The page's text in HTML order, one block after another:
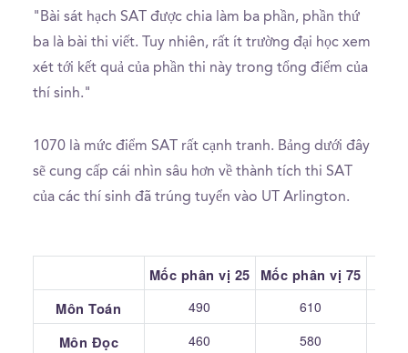
"Bài sát hạch SAT được chia làm ba phần, phần thứ
ba là bài thi viết. Tuy nhiên, rất ít trường đại học xem
xét tới kết quả của phần thi này trong tổng điểm của
thí sinh."
1070 là mức điểm SAT rất cạnh tranh. Bảng dưới đây
sẽ cung cấp cái nhìn sâu hơn về thành tích thi SAT
của các thí sinh đã trúng tuyển vào UT Arlington.
Mốc phân vị 25 Mốc phân vị 75
Môn Toán
490 610
Môn Đọc 460 580